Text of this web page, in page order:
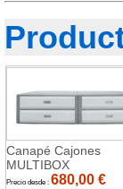
Canapé Cajones
MULTIBOX
Precio desde : 680,00 €